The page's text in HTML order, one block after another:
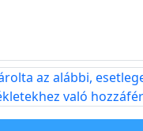
window
az alábbi,
való